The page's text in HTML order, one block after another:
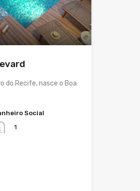
do Recife, nasce o Boa
Social
1